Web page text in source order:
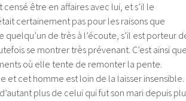
être en affaires avec lui, et s’il le
certainement pas pour les raisons que
de très à l’écoute, s’il est porteur
se montrer très prévenant. C’est ainsi que
où elle tente de remonter la pente.
et cet homme est loin de la laisser insensible.
plus de celui qui fut son mari depuis